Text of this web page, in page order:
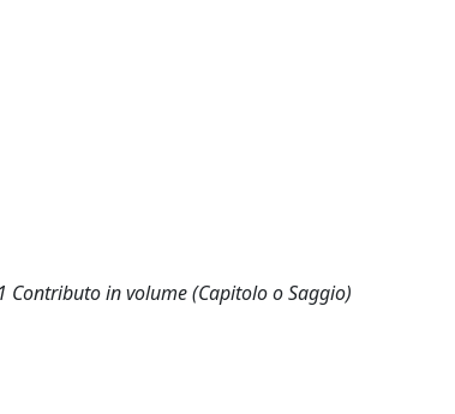
Contributo in volume (Capitolo o Saggio)